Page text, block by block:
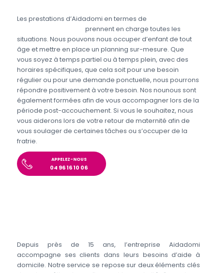
Les prestations d’Aidadomi en termes de
prennent en charge toutes les
situations. Nous pouvons nous occuper d’enfant de tout
âge et mettre en place un planning sur-mesure. Que
vous soyez à temps partiel ou à temps plein, avec des
horaires spécifiques, que cela soit pour une besoin
régulier ou pour une demande ponctuelle, nous pourrons
répondre positivement à votre besoin. Nos nounous sont
également formées afin de vous accompagner lors de la
période post-accouchement. Si vous le souhaitez, nous
vous aiderons lors de votre retour de maternité afin de
vous soulager de certaines tâches ou s’occuper de la
fratrie.
APPELEZ-NOUS
04 96 16 10 06
Depuis près de 15 ans, l’entreprise Aidadomi
accompagne ses clients dans leurs besoins d’aide à
domicile. Notre service se repose sur deux éléments clés